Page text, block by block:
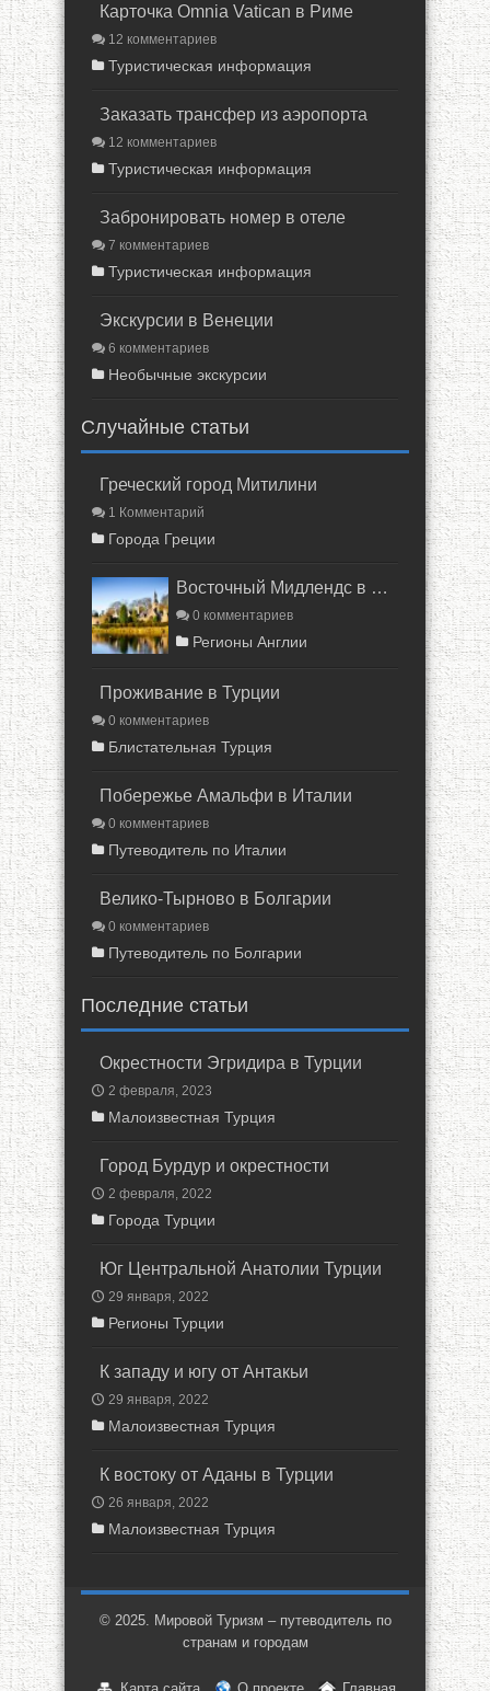
Карточка Omnia Vatican в Риме
12 комментариев
Туристическая информация
Заказать трансфер из аэропорта
12 комментариев
Туристическая информация
Забронировать номер в отеле
7 комментариев
Туристическая информация
Экскурсии в Венеции
6 комментариев
Необычные экскурсии
Случайные статьи
Греческий город Митилини
1 Комментарий
Города Греции
Восточный Мидлендс в Англии
0 комментариев
Регионы Англии
Проживание в Турции
0 комментариев
Блистательная Турция
Побережье Амальфи в Италии
0 комментариев
Путеводитель по Италии
Велико-Тырново в Болгарии
0 комментариев
Путеводитель по Болгарии
Последние статьи
Окрестности Эгридира в Турции
2 февраля, 2023
Малоизвестная Турция
Город Бурдур и окрестности
2 февраля, 2022
Города Турции
Юг Центральной Анатолии Турции
29 января, 2022
Регионы Турции
К западу и югу от Антакьи
29 января, 2022
Малоизвестная Турция
К востоку от Аданы в Турции
26 января, 2022
Малоизвестная Турция
© 2025. Мировой Туризм – путеводитель по
странам и городам